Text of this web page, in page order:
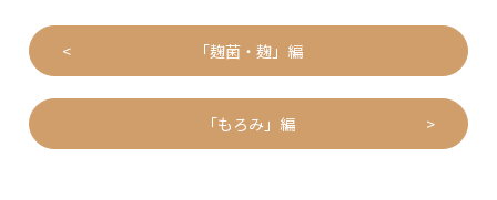
「麹菌・麹」編
「もろみ」編